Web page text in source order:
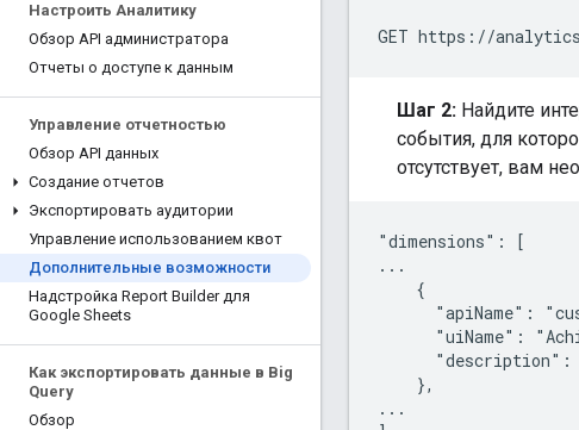
Настроить Аналитику
Обзор API администратора
Отчеты о доступе к данным
Управление отчетностью
Обзор API данных
Создание отчетов
Экспортировать аудитории
Управление использованием квот
Дополнительные возможности
Надстройка Report Builder для
Google Sheets
Как экспортировать данные в Big
Query
Обзор
Шаг 2: Найдите
события, для
отсутствует, вам
"dimensions": [
...
    {
"apiName":
"uiName":
"description":
    },
...